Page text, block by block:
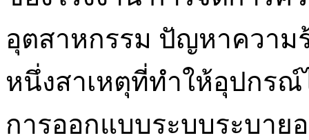
อุตสาหกรรม ปัญหาความ
หนึ่งสาเหตุที่ทำให้อุปกรณ์
การออกแบบระบบระบาย